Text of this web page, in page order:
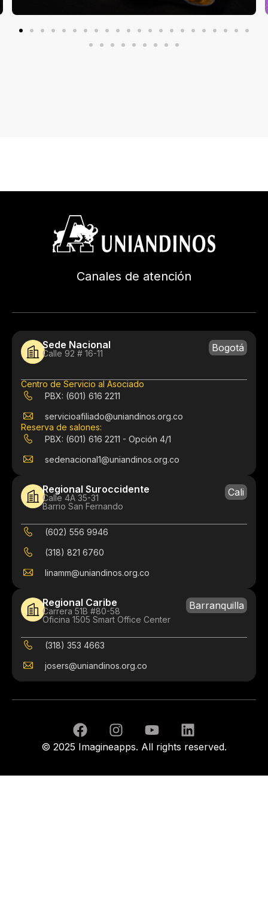
Canales de atención
Sede Nacional
Calle 92 # 16-11 Bogotá
Centro de Servicio al Asociado
PBX: (601) 616 2211
servicioafiliado@uniandinos.org.co
Reserva de salones:
PBX: (601) 616 2211 - Opción 4/1
sedenacional1@uniandinos.org.co
Regional Suroccidente
Calle 4A 35-31
Barrio San Fernando
Cali
(602) 556 9946
(318) 821 6760
linamm@uniandinos.org.co
Regional Caribe
Carrera 51B #80-58
Oficina 1505 Smart Office Center
Barranquilla
(318) 353 4663
josers@uniandinos.org.co
© 2025 Imagineapps. All rights reserved.